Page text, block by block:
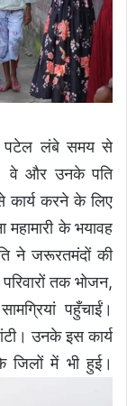
पटेल लंबे समय से
वे और उनके पति
कार्य करने के लिए
के भयावह
ने जरूरतमंदों की
तक भोजन,
पहुँचाईं।
उनके इस कार्य
जिलों में भी हुई।